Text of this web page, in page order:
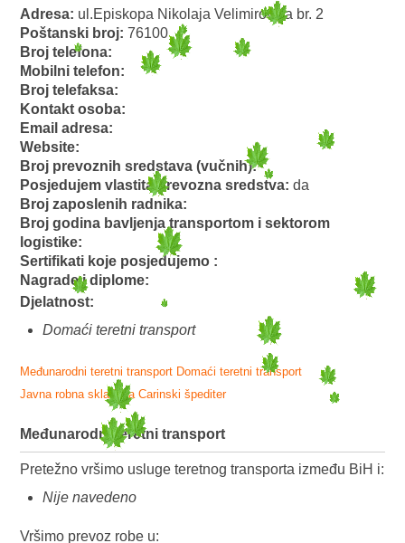
Adresa: ul.Episkopa Nikolaja Velimirovića br. 2
Poštanski broj:76100
Broj telefona:
Mobilni telefon:
Broj telefaksa:
Kontakt osoba:
Email adresa:
Website:
Broj prevoznih sredstava (vučnih):
Posjedujem vlastita prevozna sredstva:da
Broj zaposlenih radnika:
Broj godina bavljenja transportom i sektorom
logistike:
Sertifikati koje posjedujemo :
Nagrade i diplome:
Djelatnost:
Domaći teretni transport
Međunarodni teretni transport Domaći teretni transport
Javna robna skladišta Carinski špediter
Međunarodni teretni transport
Pretežno vršimo usluge teretnog transporta između BiH i:
Nije navedeno
Vršimo prevoz robe u: